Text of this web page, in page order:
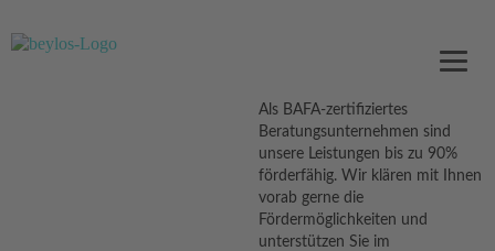
Als BAFA-zertifiziertes
Beratungsunternehmen sind
unsere Leistungen bis zu 90%
förderfähig. Wir klären mit Ihnen
vorab gerne die
Fördermöglichkeiten und
unterstützen Sie im